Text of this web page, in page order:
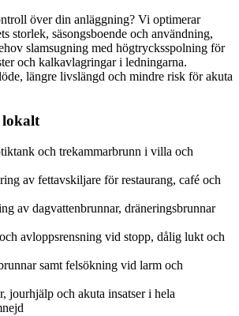
över din anläggning? Vi optimerar
storlek, säsongsboende och användning,
slamsugning med högtrycksspolning för
och kalkavlagringar i ledningarna.
längre livslängd och mindre risk för akuta
och trekammarbrunn i villa och
av fettavskiljare för restaurang, café och
av dagvattenbrunnar, dräneringsbrunnar
avloppsrensning vid stopp, dålig lukt och
samt felsökning vid larm och
jourhjälp och akuta insatser i hela